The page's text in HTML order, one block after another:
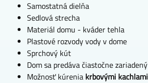
Samostatná dielňa
Sedlová strecha
Materiál domu - kváder tehla
Plastové rozvody vody v dome
Sprchový kút
Dom sa predáva čiastočne zariadený
Možnosť kúrenia krbovými kachlami